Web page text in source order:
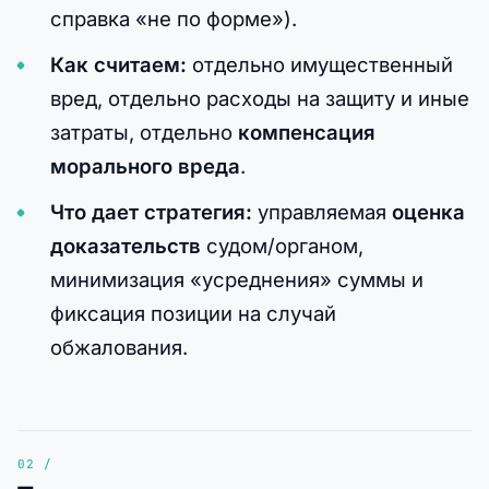
справка «не по форме»).
Как считаем: отдельно имущественный
вред, отдельно расходы на защиту и иные
затраты, отдельно компенсация
морального вреда.
Что дает стратегия: управляемая оценка
доказательств судом/органом,
минимизация «усреднения» суммы и
фиксация позиции на случай
обжалования.